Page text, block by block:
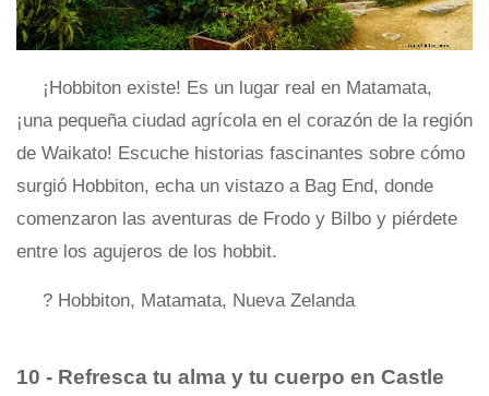
¡Hobbiton existe! Es un lugar real en Matamata,
¡una pequeña ciudad agrícola en el corazón de la región
de Waikato! Escuche historias fascinantes sobre cómo
surgió Hobbiton, echa un vistazo a Bag End, donde
comenzaron las aventuras de Frodo y Bilbo y piérdete
entre los agujeros de los hobbit.
? Hobbiton, Matamata, Nueva Zelanda
10 - Refresca tu alma y tu cuerpo en Castle